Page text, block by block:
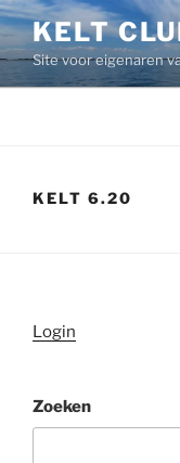
Ga
de
inhoud
KELT
Site voor eigenaren
KELT 6.20
Login
Zoeken